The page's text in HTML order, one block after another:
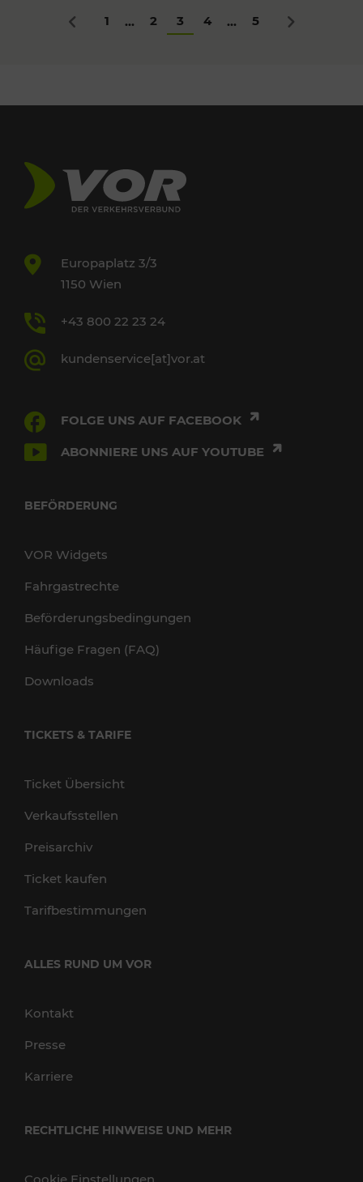
Zurück
1 ... 2 3 4 ... 5 Nächstes
Europaplatz 3/3
1150 Wien
+43 800 22 23 24
kundenservice[at]vor.at
FOLGE UNS AUF FACEBOOK
ABONNIERE UNS AUF YOUTUBE
BEFÖRDERUNG
VOR Widgets
Fahrgastrechte
Beförderungsbedingungen
Häufige Fragen (FAQ)
Downloads
TICKETS & TARIFE
Ticket Übersicht
Verkaufsstellen
Preisarchiv
Ticket kaufen
Tarifbestimmungen
ALLES RUND UM VOR
Kontakt
Presse
Karriere
RECHTLICHE HINWEISE UND MEHR